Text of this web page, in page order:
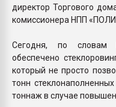
директор Торгового
комиссионера НПП
Сегодня, по словам
обеспечено
который не просто
тонн
тоннаж в случае